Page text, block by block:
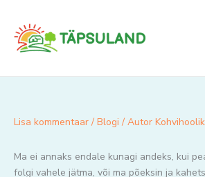
content
Lisa kommentaar / Blogi / Autor
Ma ei annaks endale kunagi andeks, kui
folgi vahele jätma, või ma põeksin ja